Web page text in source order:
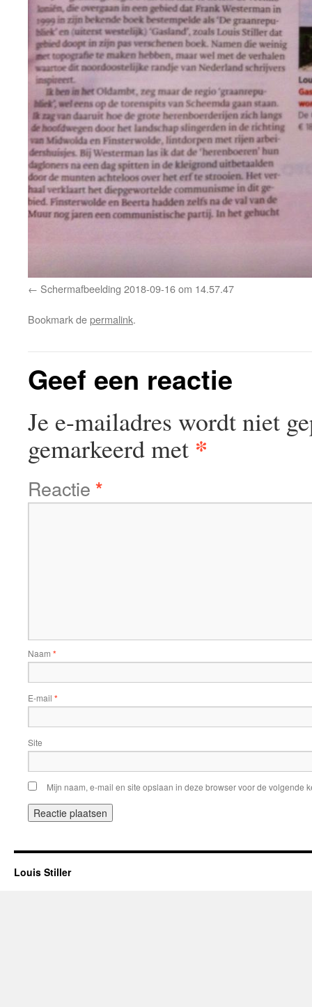
Schermafbeelding 2018-09-16 om 14.57.47
Bookmark depermalink.
Geef een reactie
Je e-mailadres wordt niet
gemarkeerd met *
Reactie *
Naam *
E-mail *
Site
Mijn naam, e-mail en site opslaan in deze browser voor de volgende
Louis Stiller